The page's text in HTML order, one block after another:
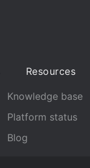
Resources
Knowledge base
Platform status
Blog